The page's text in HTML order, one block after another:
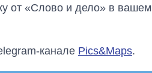
от «Слово и дело» в вашем
канале Pics&Maps.